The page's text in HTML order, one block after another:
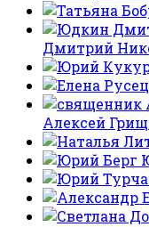
Дмитрий
Алексей